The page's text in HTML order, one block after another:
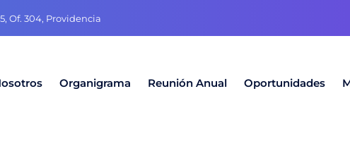
Of. 304, Providencia
Organigrama Reunión Anual Oportunidades